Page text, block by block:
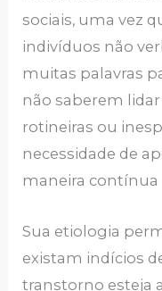
sociais, uma vez
indivíduos não
muitas palavras
não saberem
rotineiras ou
necessidade de
maneira contínua
Sua etiologia
existam indícios
transtorno esteja